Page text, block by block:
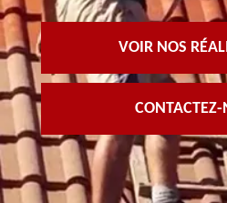
VOIR NOS